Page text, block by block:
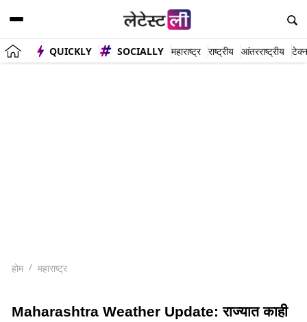
QUICKLY SOCIALLY महाराष्ट्र राष्ट्रीय आंतरराष्ट्रीय
होम महाराष्ट्र
Maharashtra Weather Update: राज्यात काही